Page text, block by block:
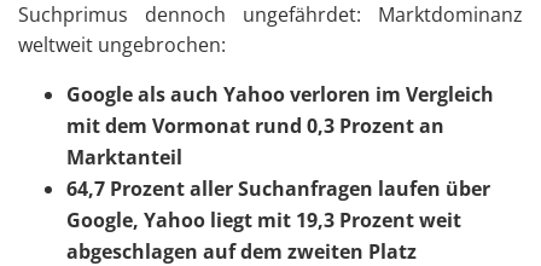
Suchprimus dennoch ungefährdet: Marktdominanz
weltweit ungebrochen:
Google als auch Yahoo verloren im Vergleich
mit dem Vormonat rund 0,3 Prozent an
Marktanteil
64,7 Prozent aller Suchanfragen laufen über
Google, Yahoo liegt mit 19,3 Prozent weit
abgeschlagen auf dem zweiten Platz